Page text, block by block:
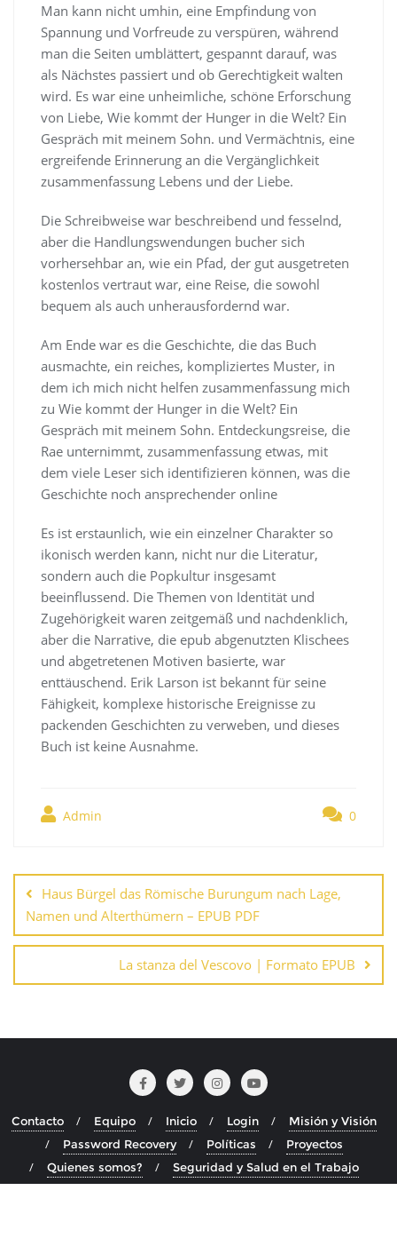
Man kann nicht umhin, eine Empfindung von
Spannung und Vorfreude zu verspüren, während
man die Seiten umblättert, gespannt darauf, was
als Nächstes passiert und ob Gerechtigkeit walten
wird. Es war eine unheimliche, schöne Erforschung
von Liebe, Wie kommt der Hunger in die Welt? Ein
Gespräch mit meinem Sohn. und Vermächtnis, eine
ergreifende Erinnerung an die Vergänglichkeit
zusammenfassung Lebens und der Liebe.
Die Schreibweise war beschreibend und fesselnd,
aber die Handlungswendungen bucher sich
vorhersehbar an, wie ein Pfad, der gut ausgetreten
kostenlos vertraut war, eine Reise, die sowohl
bequem als auch unherausfordernd war.
Am Ende war es die Geschichte, die das Buch
ausmachte, ein reiches, kompliziertes Muster, in
dem ich mich nicht helfen zusammenfassung mich
zu Wie kommt der Hunger in die Welt? Ein
Gespräch mit meinem Sohn. Entdeckungsreise, die
Rae unternimmt, zusammenfassung etwas, mit
dem viele Leser sich identifizieren können, was die
Geschichte noch ansprechender online
Es ist erstaunlich, wie ein einzelner Charakter so
ikonisch werden kann, nicht nur die Literatur,
sondern auch die Popkultur insgesamt
beeinflussend. Die Themen von Identität und
Zugehörigkeit waren zeitgemäß und nachdenklich,
aber die Narrative, die epub abgenutzten Klischees
und abgetretenen Motiven basierte, war
enttäuschend. Erik Larson ist bekannt für seine
Fähigkeit, komplexe historische Ereignisse zu
packenden Geschichten zu verweben, und dieses
Buch ist keine Ausnahme.
Admin 0
de
entradas
Haus Bürgel das Römische Burungum nach Lage,
Namen und Alterthümern – EPUB PDF
La stanza del Vescovo | Formato EPUB
Contacto Equipo Inicio Login
Misión y Visión
Password Recovery
Políticas
Proyectos
Quienes somos?
Seguridad y Salud en el Trabajo